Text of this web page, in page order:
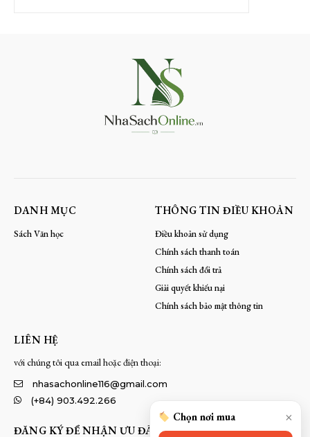
DANH MỤC
Sách Văn học
THÔNG TIN ĐIỀU KHOẢN
Điều khoản sử dụng
Chính sách thanh toán
Chính sách đổi trả
Giải quyết khiếu nại
Chính sách bảo mật thông tin
LIÊN HỆ
với chúng tôi qua email hoặc điện thoại:
nhasachonline116@gmail.com
(+84) 903.492.266
ĐĂNG KÝ ĐỂ NHẬN ƯU ĐÃI TỐT NHẤT
Chọn nơi mua ×